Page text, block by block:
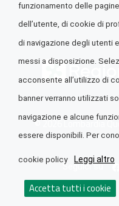
© 2026 Lombardia
Seguici su
funzionamento delle
dell’utente, di cookie di
di navigazione degli utenti
messi a disposizione.
acconsente all’utilizzo di
banner verranno utilizzati
navigazione e alcune
essere disponibili. Per
cookie policy Leggi altro
Accetta tutti i cookie